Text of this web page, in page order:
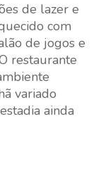
de lazer e
com
de jogos e
restaurante
variado
ainda